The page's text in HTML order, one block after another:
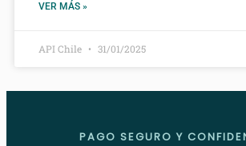
VER MÁS »
API Chile 31/01/2025
PAGO SEGURO Y